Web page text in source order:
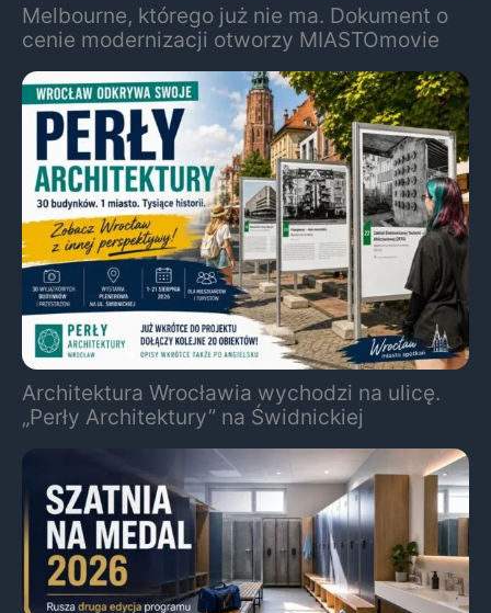
Melbourne, którego już nie ma. Dokument o
cenie modernizacji otworzy MIASTOmovie
Architektura Wrocławia wychodzi na ulicę.
„Perły Architektury” na Świdnickiej